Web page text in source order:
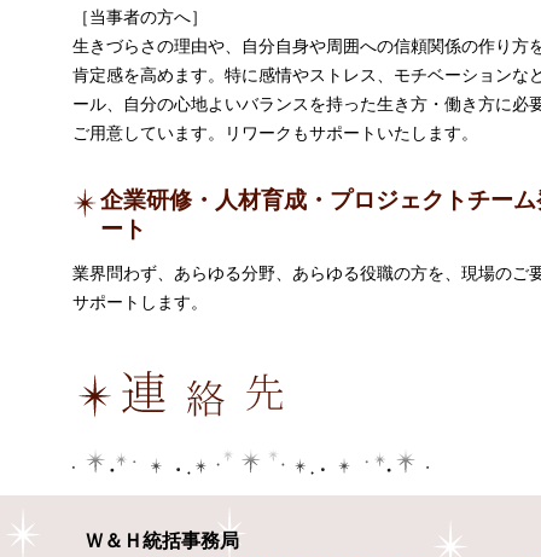
［当事者の方へ］
生きづらさの理由や、自分自身や周囲への信頼関係の作り方
肯定感を高めます。特に感情やストレス、モチベーションな
ール、自分の心地よいバランスを持った生き方・働き方に必
ご用意しています。リワークもサポートいたします。
企業研修・人材育成・プロジェクトチー
ート
業界問わず、あらゆる分野、あらゆる役職の方を、現場のご
サポートします。
Ｗ＆Ｈ統括事務局